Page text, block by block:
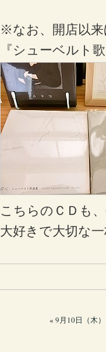
※なお、開店以
『シューベルト
こちらのＣＤも
大好きで大切な
« 9月10日（木